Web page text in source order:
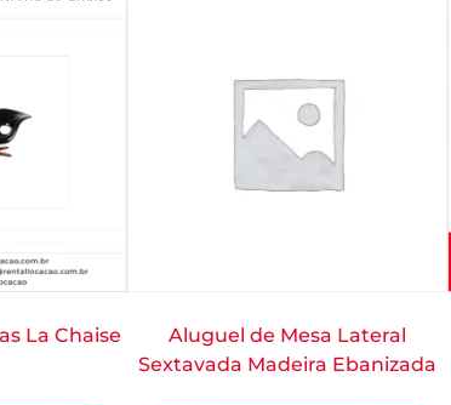
La Chaise
Aluguel de Mesa Lateral
Sextavada Madeira Ebanizada